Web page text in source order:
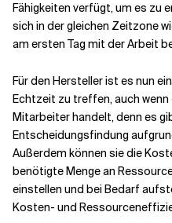
Fähigkeiten verfügt, um es zu
sich in der gleichen Zeitzone
am ersten Tag mit der Arbeit
Für den Hersteller ist es nun
Echtzeit zu treffen, auch wenn
Mitarbeiter handelt, denn es
Entscheidungsfindung
Außerdem können sie die
benötigte Menge an
einstellen und bei Bedarf
Kosten- und